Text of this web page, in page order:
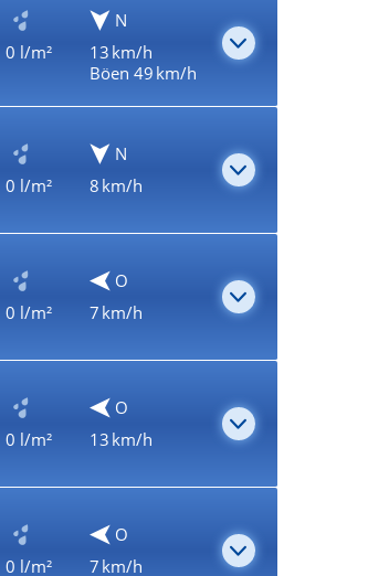
0 l/m²
N
13 km/h
Böen 49 km/h
0 l/m²
N
8 km/h
0 l/m²
O
7 km/h
0 l/m²
O
13 km/h
0 l/m²
O
7 km/h